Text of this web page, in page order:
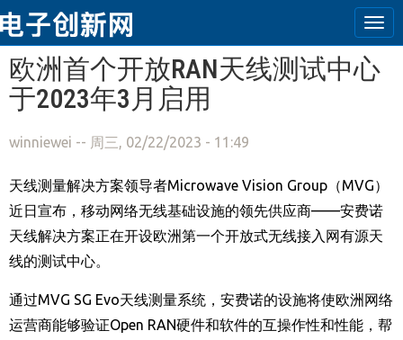
跳转到主要内容
欧洲首个开放RAN天线测试中心
于2023年3月启用
winniewei -- 周三, 02/22/2023 - 11:49
天线测量解决方案领导者Microwave Vision Group （MVG）
近日宣布， 移动网络无线基础设施的领先供应商——安费诺
天线解决方案正在开设欧洲第一个开放式无线接入网有源天
线的测试中心。
通过MVG SG Evo天线测量系统，安费诺的设施将使欧洲网络
运营商能够验证Open RAN硬件和软件的互操作性和性能，帮